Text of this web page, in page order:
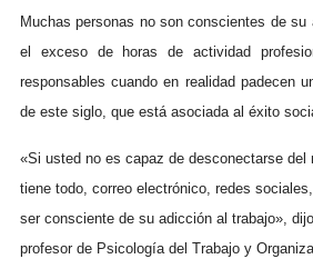
Muchas personas no son conscientes de
el exceso de horas de actividad
responsables cuando en realidad padecen
de este siglo, que está asociada al éxito
«Si usted no es capaz de desconectarse del
tiene todo, correo electrónico, redes
ser consciente de su adicción al trabajo»,
profesor de Psicología del Trabajo y